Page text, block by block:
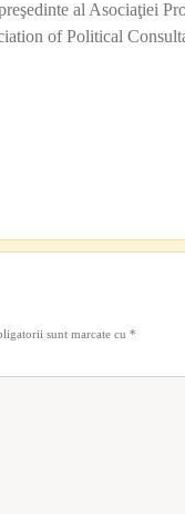
al Asociaţiei
of Political
sunt marcate cu *